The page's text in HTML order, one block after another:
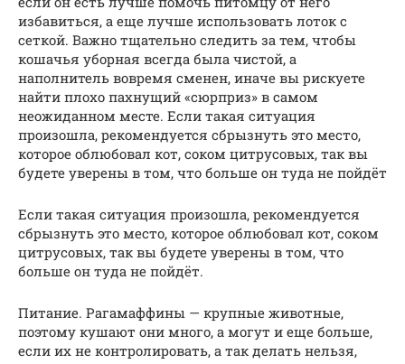
избавиться, а еще лучше использовать лоток с
сеткой. Важно тщательно следить за тем, чтобы
кошачья уборная всегда была чистой, а
наполнитель вовремя сменен, иначе вы рискуете
найти плохо пахнущий «сюрприз» в самом
неожиданном месте. Если такая ситуация
произошла, рекомендуется сбрызнуть это место,
которое облюбовал кот, соком цитрусовых, так вы
будете уверены в том, что больше он туда не пойдёт
Если такая ситуация произошла, рекомендуется
сбрызнуть это место, которое облюбовал кот, соком
цитрусовых, так вы будете уверены в том, что
больше он туда не пойдёт.
Питание. Рагамаффины — крупные животные,
поэтому кушают они много, а могут и еще больше,
если их не контролировать, а так делать нельзя,